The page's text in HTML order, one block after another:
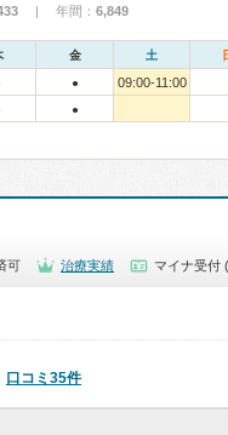
| 年間： 6,849
金 土
●
09:00-11:00
●
可 治療実績 マイナ受付
口コミ35件